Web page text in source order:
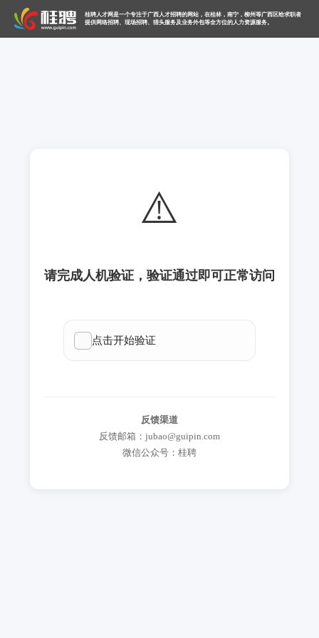
桂聘人才网是一个专注于广西人才招聘的网站，在桂林，南宁，柳州等广西区给求职者
提供网络招聘、现场招聘、猎头服务及业务外包等全方位的人力资源服务。
⚠️
请完成人机验证，验证通过即可正常访问
反馈渠道
反馈邮箱：jubao@guipin.com
微信公众号：桂聘